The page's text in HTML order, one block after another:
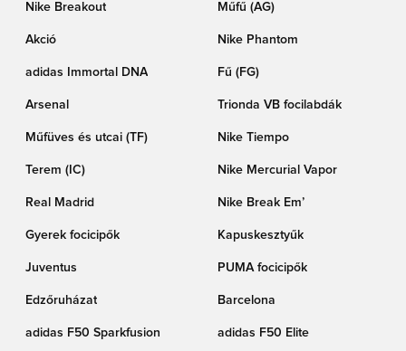
Nike Breakout Műfű (AG)
Akció Nike Phantom
adidas Immortal DNA Fű (FG)
Arsenal Trionda VB focilabdák
Műfüves és utcai (TF) Nike Tiempo
Terem (IC) Nike Mercurial Vapor
Real Madrid Nike Break Em’
Gyerek focicipők Kapuskesztyűk
Juventus PUMA focicipők
Edzőruházat Barcelona
adidas F50 Sparkfusion adidas F50 Elite